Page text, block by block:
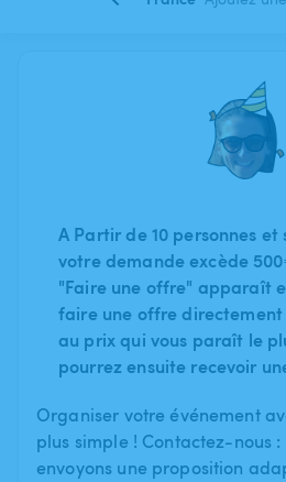
A Partir de 10 personnes
votre demande excède
"Faire une offre" apparaît
faire une offre
au prix qui vous paraît le
pourrez ensuite recevoir
Organiser votre événement
plus simple ! Contactez-nous :
envoyons une proposition